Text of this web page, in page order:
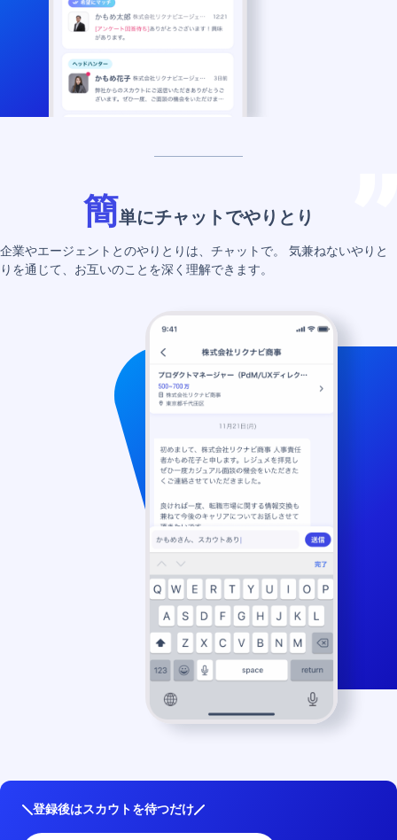
簡単にチャットでやりとり
企業やエージェントとのやりとりは、チャットで。
気兼ねないやりと
りを通じて、お互いのことを深く理解できます。
登録後はスカウトを待つだけ